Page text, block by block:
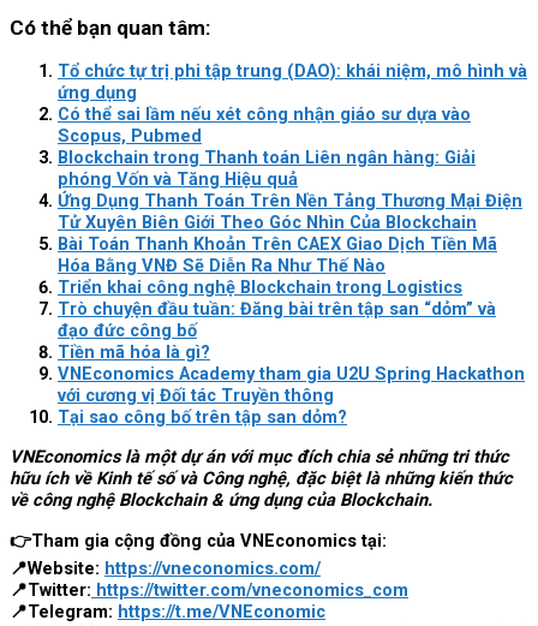
Có thể bạn quan tâm:
Tổ chức tự trị phi tập trung (DAO): khái niệm, mô hình và
ứng dụng
Có thể sai lầm nếu xét công nhận giáo sư dựa vào
Scopus, Pubmed
Blockchain trong Thanh toán Liên ngân hàng: Giải
phóng Vốn và Tăng Hiệu quả
Ứng Dụng Thanh Toán Trên Nền Tảng Thương Mại Điện
Tử Xuyên Biên Giới Theo Góc Nhìn Của Blockchain
Bài Toán Thanh Khoản Trên CAEX Giao Dịch Tiền Mã
Hóa Bằng VNĐ Sẽ Diễn Ra Như Thế Nào
Triển khai công nghệ Blockchain trong Logistics
Trò chuyện đầu tuần: Đăng bài trên tập san “dỏm” và
đạo đức công bố
Tiền mã hóa là gì?
VNEconomics Academy tham gia U2U Spring Hackathon
với cương vị Đối tác Truyền thông
Tại sao công bố trên tập san dỏm?
VNEconomics là một dự án với mục đích chia sẻ những tri thức
hữu ích về Kinh tế số và Công nghệ, đặc biệt là những kiến thức
về công nghệ Blockchain & ứng dụng của Blockchain.
👉Tham gia cộng đồng của VNEconomics tại:
📍Website: https://vneconomics.com/
📍Twitter: https://twitter.com/vneconomics_com
📍Telegram: https://t.me/VNEconomic